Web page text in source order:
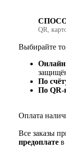
QR,
Выбирайте
Онлайн
По
По
Оплата
Все заказы
предоплате в